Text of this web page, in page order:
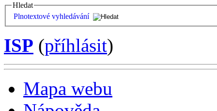
Hledat
Plnotextové vyhledávání
ISP (příhlásit)
Mapa webu